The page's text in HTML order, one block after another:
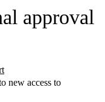
approval
new access to